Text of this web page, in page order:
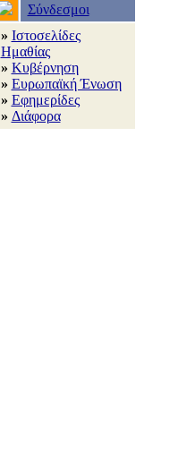
Σύνδεσμοι
» Ιστοσελίδες
Ημαθίας
» Κυβέρνηση
» Ευρωπαϊκή Ένωση
» Εφημερίδες
» Διάφορα